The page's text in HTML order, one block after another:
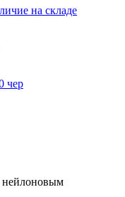
на складе
чер
нейлоновым